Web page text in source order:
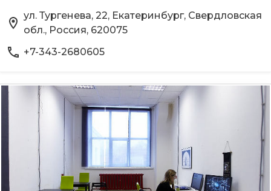
ул. Тургенева, 22, Екатеринбург, Свердловская
обл., Россия, 620075
+7-343-2680605